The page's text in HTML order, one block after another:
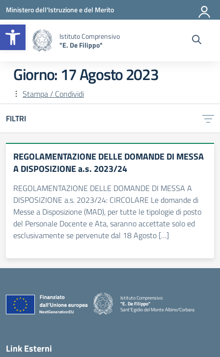
Apri la barra degli strumenti
Vai ai contenuti
Vai al menu di navigazione
Vai al footer
Ministero dell'Istruzione e del Merito
Istituto Comprensivo
"E. De Filippo"
Giorno: 17 Agosto 2023
Stampa / Condividi
FILTRI
REGOLAMENTAZIONE DELLE DOMANDE DI MESSA
A DISPOSIZIONE a.s. 2023/24
REGOLAMENTAZIONE DELLE DOMANDE DI MESSA A
DISPOSIZIONE a.s. 2023/24: CIRCOLARE Le domande di
Messe a Disposizione (MAD), per tutte le tipologie di posto
del Personale Docente e Ata, saranno accettate solo ed
esclusivamente se pervenute dal 18 Agosto […]
Istituto Comprensivo
"E. De Filippo"
Sant'Egidio del Monte Albino/Corbara
Link Esterni